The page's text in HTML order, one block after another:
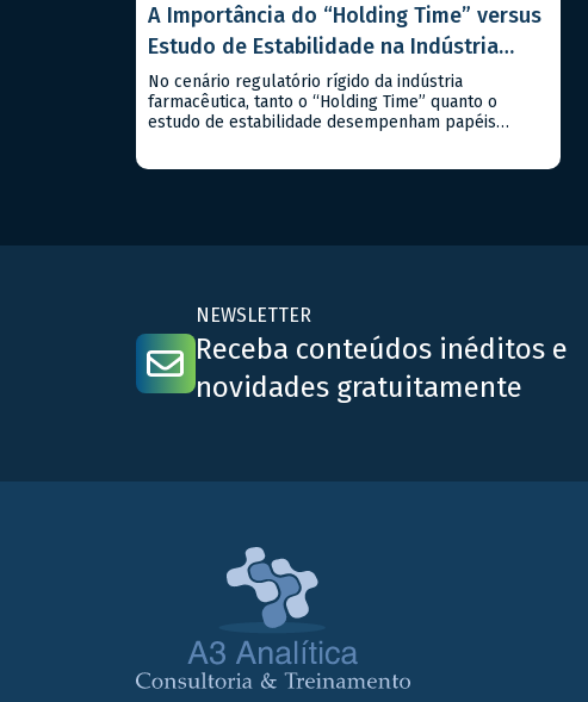
A Importância do “Holding Time” versus
Estudo de Estabilidade na Indústria
Farmacêutica
No cenário regulatório rígido da indústria
farmacêutica, tanto o “Holding Time” quanto o
estudo de estabilidade desempenham papéis
internacionais. – Estudo de Estabilidade: Este […]
NEWSLETTER
Receba conteúdos inéditos e
novidades gratuitamente